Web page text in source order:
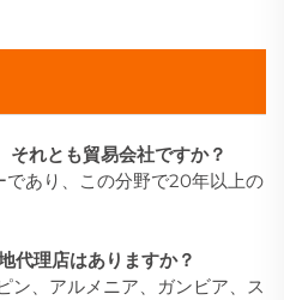
それとも貿易会社ですか？
であり、この分野で20年以上の
代理店はありますか？
ン、アルメニア、ガンビア、ス